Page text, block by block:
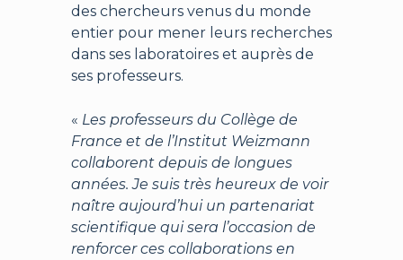
des chercheurs venus du monde
entier pour mener leurs recherches
dans ses laboratoires et auprès de
ses professeurs.
« Les professeurs du Collège de
France et de l’Institut Weizmann
collaborent depuis de longues
années. Je suis très heureux de voir
naître aujourd’hui un partenariat
scientifique qui sera l’occasion de
renforcer ces collaborations en